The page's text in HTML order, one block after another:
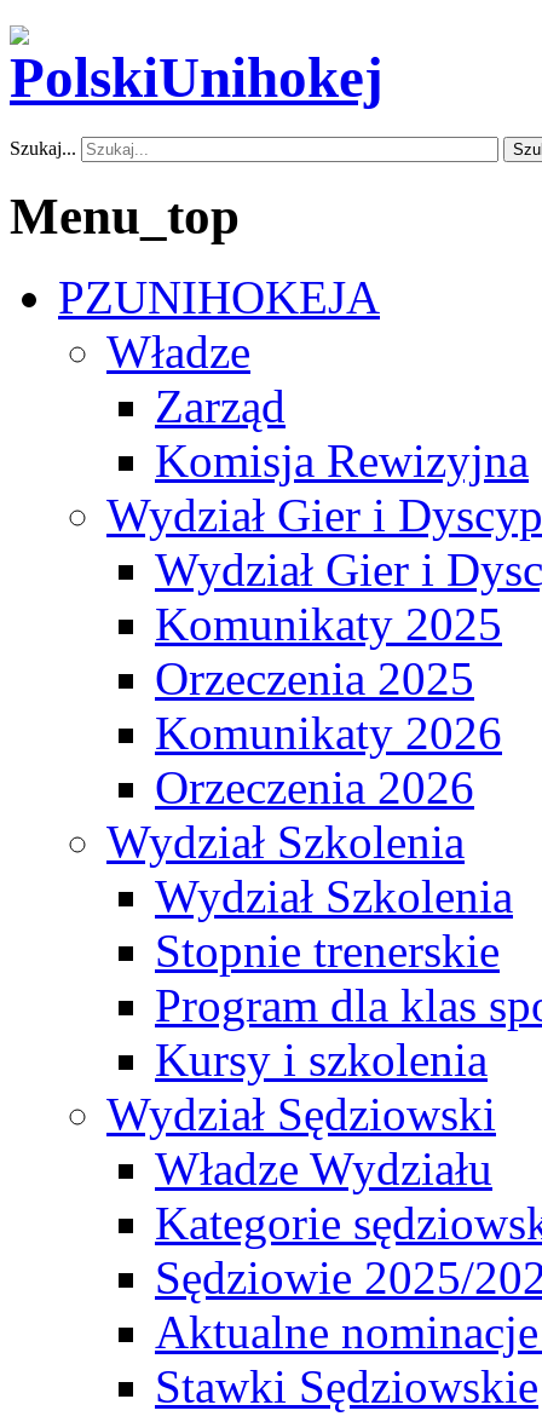
Szukaj...
Menu_top
PZUNIHOKEJA
Władze
Zarząd
Komisja Rewizyjna
Wydział Gier i
Wydział Gier i
Komunikaty 2025
Orzeczenia 2025
Komunikaty 2026
Orzeczenia 2026
Wydział Szkolenia
Wydział Szkolenia
Stopnie trenerskie
Program dla klas
Kursy i szkolenia
Wydział Sędziowski
Władze Wydziału
Kategorie
Sędziowie 2025/
Aktualne
Stawki Sędziowskie